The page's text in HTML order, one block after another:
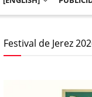
Festival de Jerez